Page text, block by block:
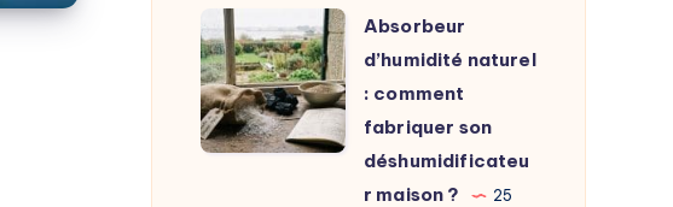
Quelle
puissance
et
température
?
Absorbeur
d’humidité
naturel
:
comment
Absorbeur
d’humidité naturel
: comment
fabriquer son
déshumidificateu
r maison ?
25